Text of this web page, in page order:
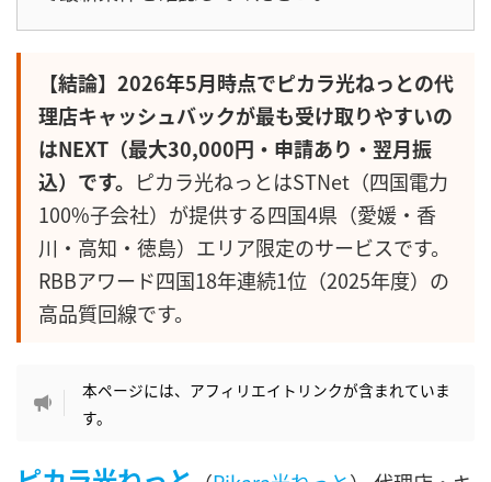
【結論】2026年5月時点でピカラ光ねっとの代
理店キャッシュバックが最も受け取りやすいの
はNEXT（最大30,000円・申請あり・翌月振
込）です。 ピカラ光ねっとはSTNet（四国電力
100%子会社）が提供する四国4県（愛媛・香
川・高知・徳島）エリア限定のサービスです。
RBBアワード四国18年連続1位（2025年度）の
高品質回線です。
本ページには、アフィリエイトリンクが含まれていま
す。